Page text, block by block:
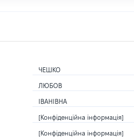
ЧЕШКО
ЛЮБОВ
ІВАНІВНА
[Конфіденційна інформація]
[Конфіденційна інформація]